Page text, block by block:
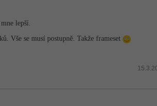
lepší.
Vše se musí postupně. Takže frameset